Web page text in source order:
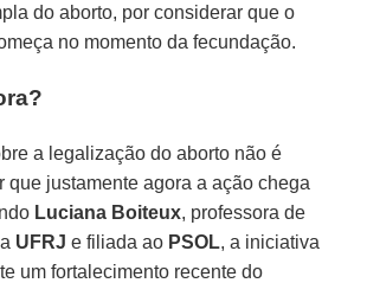
do aborto, por considerar que o
no momento da fecundação.
a legalização do aborto não é
que justamente agora a ação chega
Luciana Boiteux, professora de
UFRJ e filiada ao PSOL, a iniciativa
um fortalecimento recente do